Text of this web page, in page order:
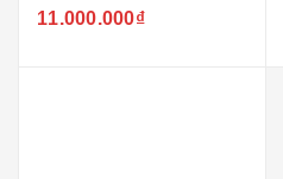
30000W 3 PHA CŨ
11.000.000₫